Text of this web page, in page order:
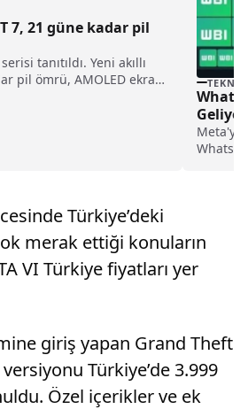
7, 21 güne kadar pil
tanıtıldı. Yeni akıllı
pil ömrü, AMOLED ekran,
Meta'ya
Türkiye’deki
merak ettiği konuların
VI Türkiye fiyatları yer
giriş yapan Grand Theft
Türkiye’de 3.999
Özel içerikler ve ek